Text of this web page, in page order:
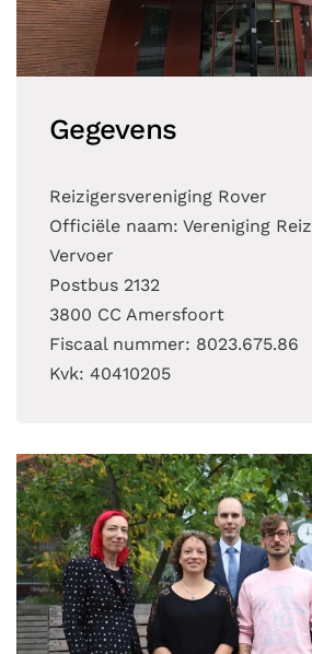
Gegevens
Reizigersvereniging Rover
Officiële naam: Vereniging
Vervoer
Postbus 2132
3800 CC Amersfoort
Fiscaal nummer: 8023.675.86
Kvk: 40410205